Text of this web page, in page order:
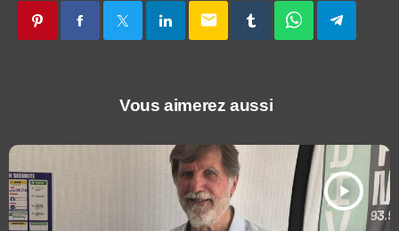
email
Vous aimerez aussi
play_arrow